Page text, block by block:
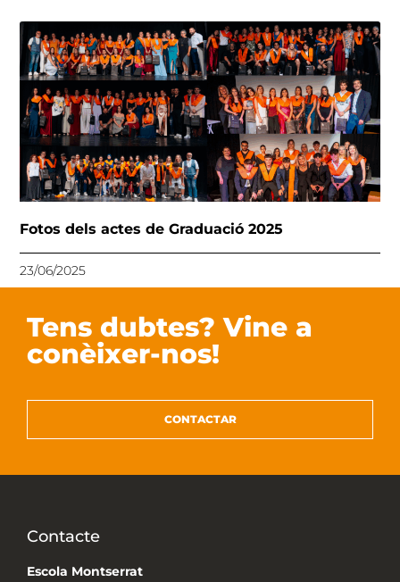
Fotos dels actes de Graduació 2025
23/06/2025
Tens dubtes? Vine a
conèixer-nos!
CONTACTAR
Contacte
Escola Montserrat